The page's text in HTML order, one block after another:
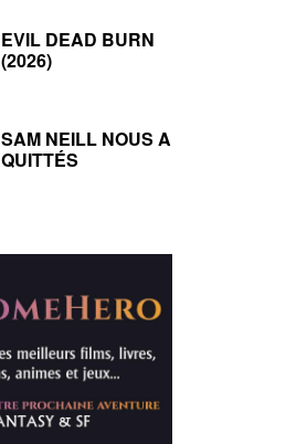
EVIL DEAD BURN
(2026)
SAM NEILL NOUS A
QUITTÉS